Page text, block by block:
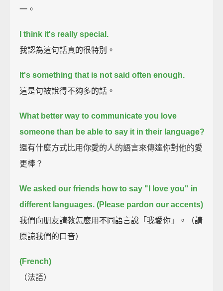
一。
I think it's really special.
我認為這句話真的很特別。
It's something that is not said often enough.
這是句被說得不夠多的話。
What better way to communicate you love
someone than be able to say it in their language?
還有什麼方式比用你愛的人的語言來傳達你對他的愛
更棒？
We asked our friends how to say "I love you" in
different languages. (Please pardon our accents)
我們向朋友請教怎麼用不同語言說「我愛你」。（請
原諒我們的口音）
(French)
（法語）